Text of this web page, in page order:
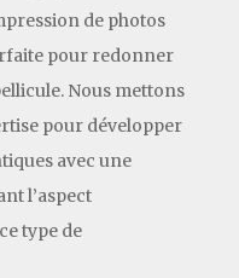
de photos
pour redonner
Nous mettons
pour développer
avec une
l’aspect
type de